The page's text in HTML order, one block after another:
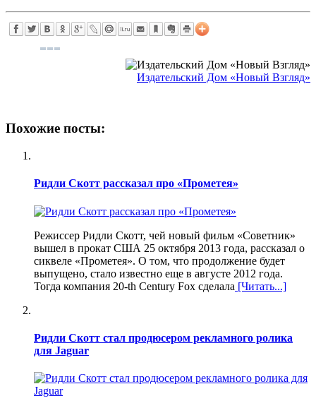
Издательский Дом «Новый Взгляд»
Похожие посты:
Ридли Скотт рассказал про «Прометея»
Режиссер Ридли Скотт, чей новый фильм «Советник»
вышел в прокат США 25 октября 2013 года, рассказал о
сиквеле «Прометея». О том, что продолжение будет
выпущено, стало известно еще в августе 2012 года.
Тогда компания 20-th Century Fox сделала [Читать...]
Ридли Скотт стал продюсером рекламного ролика
для Jaguar